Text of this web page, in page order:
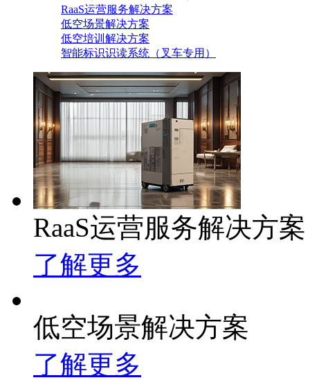
RaaS运营服务解决方案
低空场景解决方案
低空培训解决方案
智能标识识读系统（叉车专用）
RaaS运营服务解决方案
了解更多
低空场景解决方案
了解更多